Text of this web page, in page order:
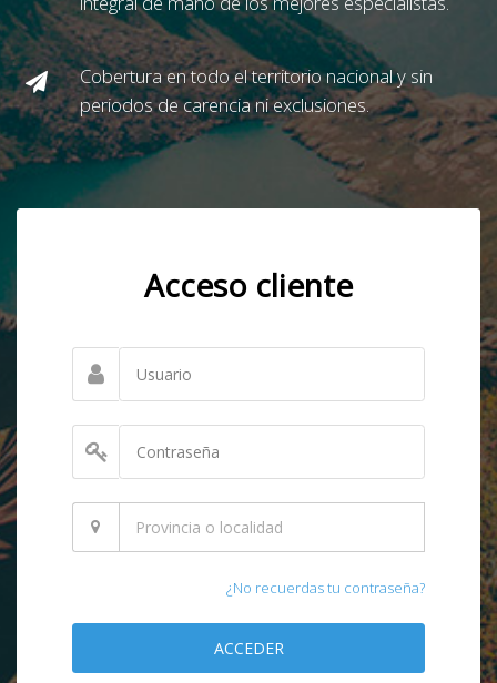
Cobertura en todo el territorio nacional y sin
periodos de carencia ni exclusiones.
Acceso cliente
¿No recuerdas tu contraseña?
ACCEDER